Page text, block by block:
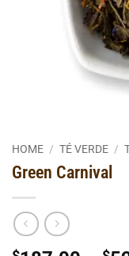
HOME / TÉ VERDE /
Green Carnival